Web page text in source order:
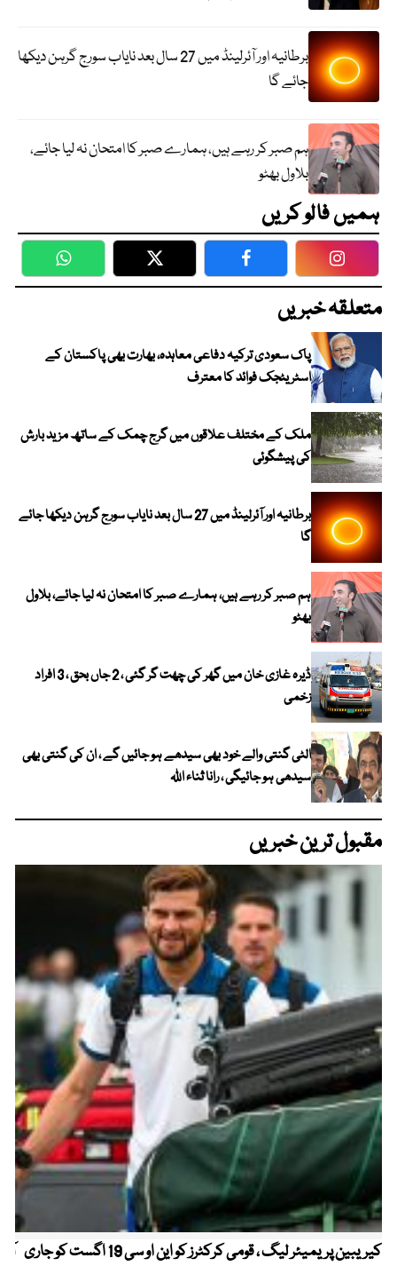
برطانیہ اور آئرلینڈ میں 27 سال بعد نایاب سورج گرہن دیکھا
جائے گا
ہم صبر کر رہے ہیں، ہمارے صبر کا امتحان نہ لیا جائے،
بلاول بھٹو
ہمیں فالو کریں
WhatsApp Twitter Facebook
متعلقہ خبریں
پاک سعودی ترکیہ دفاعی معاہدہ، بھارت بھی پاکستان کے
اسٹریٹجک فوائد کا معترف
ملک کے مختلف علاقوں میں گرج چمک کے ساتھ مزید بارش
کی پیشگوئی
برطانیہ اور آئرلینڈ میں 27 سال بعد نایاب سورج گرہن دیکھا جائے
گا
ہم صبر کر رہے ہیں، ہمارے صبر کا امتحان نہ لیا جائے، بلاول
بھٹو
ڈیرہ غازی خان میں گھر کی چھت گر گئی ، 2 جاں بحق ، 3 افراد
زخمی
الٹی گنتی والے خود بھی سیدھے ہو جائیں گے ، ان کی گنتی بھی
سیدھی ہو جائیگی ، رانا ثناء اللہ
مقبول ترین خبریں
کیریبین پریمیئر لیگ ، قومی کرکٹرز کو این او سی 19 اگست کو جاری